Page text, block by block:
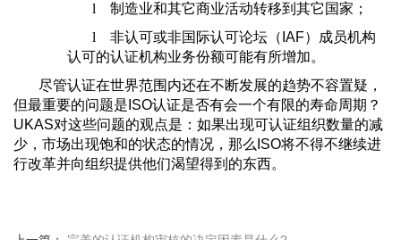
l
制造业和其它商业活动转移到其它国家；
l
非认可或非国际认可论坛（IAF）成员机构
认可的认证机构业务份额可能有所增加。
​尽管认证在世界范围内还在不断发展的趋势不容置疑，
但最重要的问题是ISO认证是否有会一个有限的寿命周期？
UKAS对这些问题的观点是：如果出现可认证组织数量的减
少，市场出现饱和的状态的情况，那么ISO将不得不继续进
行改革并向组织提供他们渴望得到的东西。